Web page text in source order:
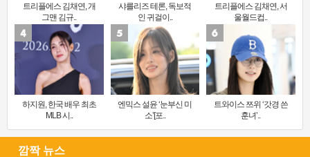
트리플에스 김채연, 개
그맨 김규..
샤를리즈 테론, 독보적
인 귀걸이..
트리플에스 김채연, 서
울월드컵..
하지원, 한국 배우 최초
MLB 시..
엔믹스 설윤 ‘눈부신 미
소’[포..
트와이스 쯔위 ‘갓경 쓴
훈녀’..
깜짝 뉴스